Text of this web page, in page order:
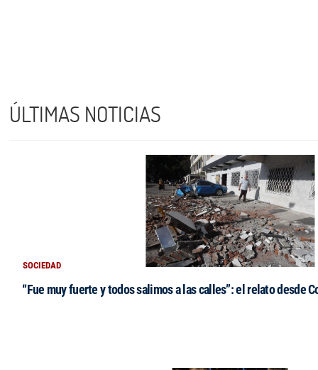
ÚLTIMAS NOTICIAS
SOCIEDAD
“Fue muy fuerte y todos salimos a las calles”: el relato desde